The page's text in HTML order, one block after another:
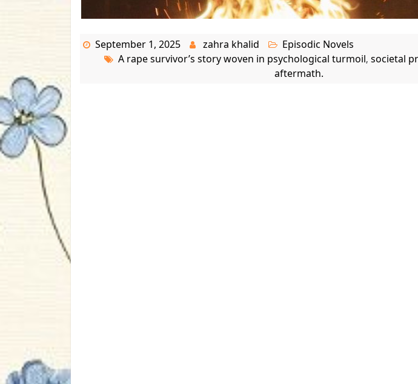
September 1, 2025 zahra khalid
Episodic Novels
A rape survivor’s story woven in psychological turmoil, societal
aftermath.